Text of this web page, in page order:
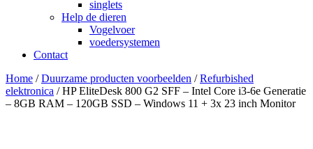
singlets
Help de dieren
Vogelvoer
voedersystemen
Contact
Home /Duurzame producten voorbeelden /Refurbished
elektronica / HP EliteDesk 800 G2 SFF – Intel Core i3-6e Generatie
– 8GB RAM – 120GB SSD – Windows 11 + 3x 23 inch Monitor